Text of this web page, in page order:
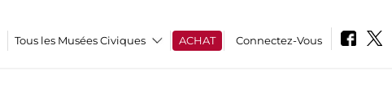
Tous les Musées Civiques ACHAT Connectez-Vous